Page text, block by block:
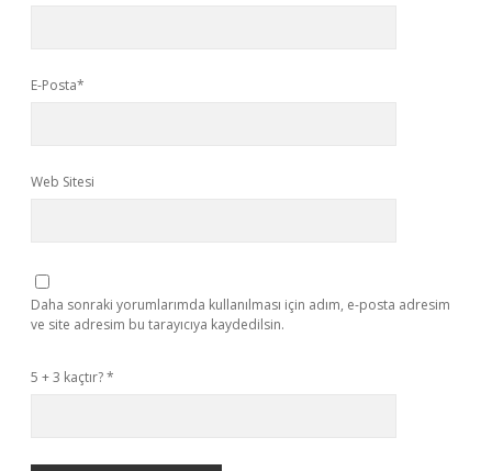
E-Posta*
Web Sitesi
Daha sonraki yorumlarımda kullanılması için adım, e-posta adresim
ve site adresim bu tarayıcıya kaydedilsin.
5 + 3 kaçtır?*